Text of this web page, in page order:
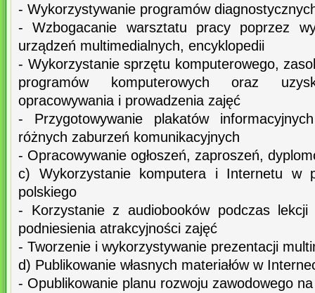
- Wykorzystywanie programów
- Wzbogacanie warsztatu pracy poprzez
urządzeń multimedialnych, encyklopedii
- Wykorzystanie sprzętu komputerowego,
programów komputerowych oraz
opracowywania i prowadzenia zajęć
- Przygotowywanie plakatów
różnych zaburzeń komunikacyjnych
- Opracowywanie ogłoszeń, zaproszeń,
c) Wykorzystanie komputera i Internetu w
polskiego
- Korzystanie z audiobooków podczas
podniesienia atrakcyjności zajęć
- Tworzenie i wykorzystywanie prezentacji
d) Publikowanie własnych materiałów w
- Opublikowanie planu rozwoju zawodowego